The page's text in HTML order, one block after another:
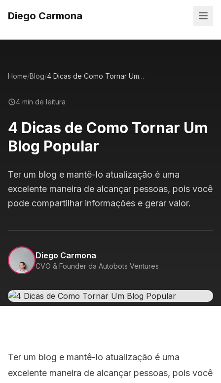
Diego Carmona
Home/Blog/ 4 Dicas de Como Tornar Um Blog Popular
4 min de leitura
4 Dicas de Como Tornar Um
Blog Popular
Ter um blog e mantê-lo atualização é uma
excelente maneira de alcançar pessoas, pois você
pode compartilhar informações e gerar valor.
Diego Carmona
CVO & Founder da Autobots Ventures
Ter um blog e mantê-lo atualização é uma
excelente maneira de alcançar pessoas, pois você